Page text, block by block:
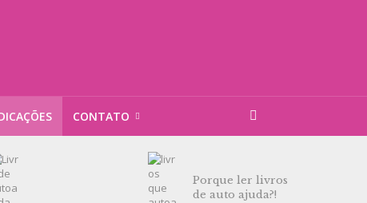
CONTATO
Porque ler livros
de auto ajuda?!